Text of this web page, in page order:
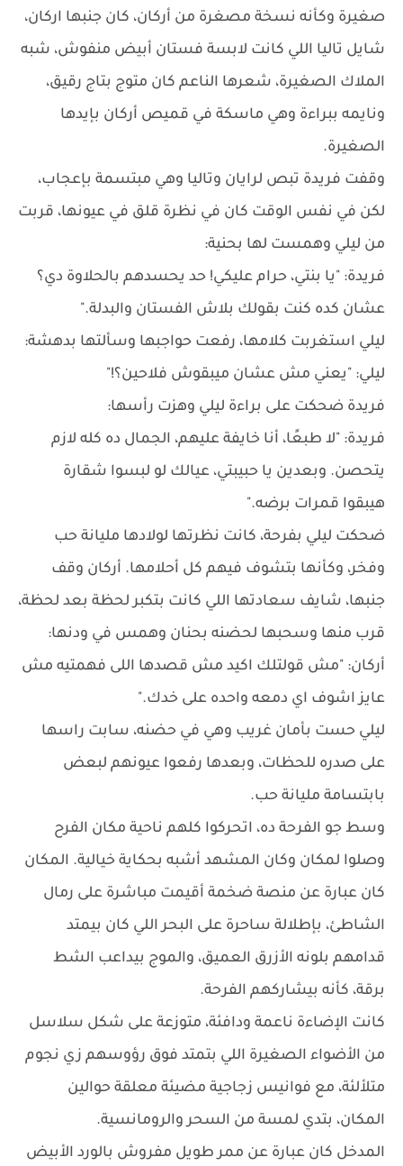
صغيرة وكأنه نسخة مصغرة من أركان، كان جنبها اركان،
شايل تاليا اللي كانت لابسة فستان أبيض منفوش، شبه
الملاك الصغيرة، شعرها الناعم كان متوج بتاج رقيق،
ونايمه ببراءة وهي ماسكة في قميص أركان بإيدها
الصغيرة.
وقفت فريدة تبص لرايان وتاليا وهي مبتسمة بإعجاب،
لكن في نفس الوقت كان في نظرة قلق في عيونها، قربت
من ليلي وهمست لها بحنية:
فريدة: "يا بنتي، حرام عليكي! حد يحسدهم بالحلاوة دي؟
عشان كده كنت بقولك بلاش الفستان والبدلة."
ليلي استغربت كلامها، رفعت حواجبها وسألتها بدهشة:
ليلي: "يعني مش عشان ميبقوش فلاحين؟!"
فريدة ضحكت على براءة ليلي وهزت رأسها:
فريدة: "لا طبعًا، أنا خايفة عليهم، الجمال ده كله لازم
يتحصن. وبعدين يا حبيبتي، عيالك لو لبسوا شقارة
هيبقوا قمرات برضه."
ضحكت ليلي بفرحة، كانت نظرتها لولادها مليانة حب
وفخر، وكأنها بتشوف فيهم كل أحلامها. أركان وقف
جنبها، شايف سعادتها اللي كانت بتكبر لحظة بعد لحظة،
قرب منها وسحبها لحضنه بحنان وهمس في ودنها:
أركان: "مش قولتلك اكيد مش قصدها اللى فهمتيه مش
عايز اشوف اي دمعه واحده على خدك."
ليلي حست بأمان غريب وهي في حضنه، سابت راسها
على صدره للحظات، وبعدها رفعوا عيونهم لبعض
بابتسامة مليانة حب.
وسط جو الفرحة ده، اتحركوا كلهم ناحية مكان الفرح
وصلوا لمكان وكان المشهد أشبه بحكاية خيالية. المكان
كان عبارة عن منصة ضخمة أقيمت مباشرة على رمال
الشاطئ، بإطلالة ساحرة على البحر اللي كان بيمتد
قدامهم بلونه الأزرق العميق، والموج بيداعب الشط
برقة، كأنه بيشاركهم الفرحة.
كانت الإضاءة ناعمة ودافئة، متوزعة على شكل سلاسل
من الأضواء الصغيرة اللي بتمتد فوق رؤوسهم زي نجوم
متلألئة، مع فوانيس زجاجية مضيئة معلقة حوالين
المكان، بتدي لمسة من السحر والرومانسية.
المدخل كان عبارة عن ممر طويل مفروش بالورد الأبيض